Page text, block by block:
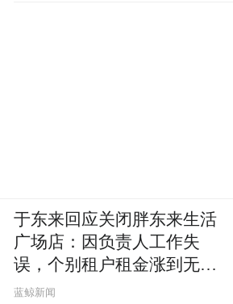
于东来回应关闭胖东来生活
广场店：因负责人工作失
误，个别租户租金涨到无法
想象
蓝鲸新闻